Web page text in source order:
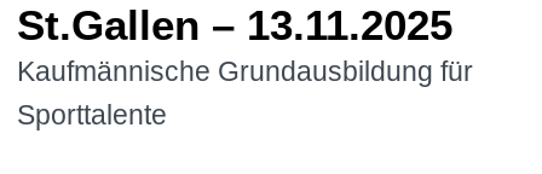
St.Gallen – 13.11.2025
Kaufmännische Grundausbildung für
Sporttalente